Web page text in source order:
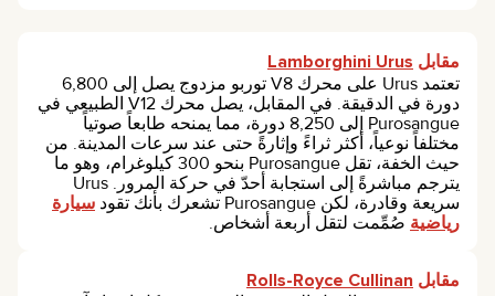
مقابل Lamborghini Urus
تعتمد Urus على محرك V8 توربو مزدوج يصل إلى 6,800
دورة في الدقيقة. في المقابل، يصل محرك V12 الطبيعي في
Purosangue إلى 8,250 دورة، مما يمنحه طابعاً صوتياً
مختلفاً نوعياً، أكثر ثراءً وإثارةً حتى عند سرعات المدينة. من
حيث الخفة، تقل Purosangue بنحو 300 كيلوغرام، وهو ما
يترجم مباشرةً إلى استجابة أحدّ في حركة المرور. Urus
سريعة وقادرة، لكن Purosangue تشعرك بأنك تقود
سيارة
رياضية صُمِّمت لتقل أربعة أشخاص.
مقابل Rolls-Royce Cullinan